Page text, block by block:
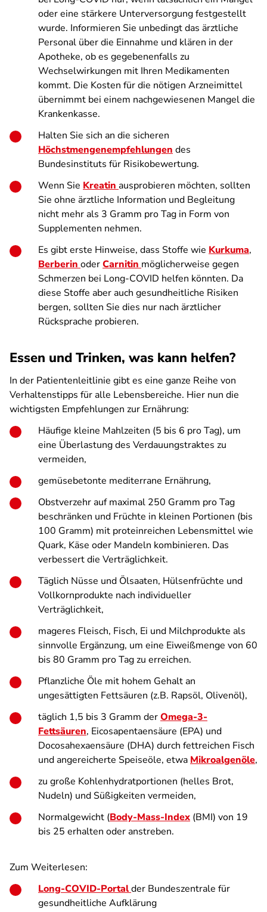
oder eine stärkere Unterversorgung festgestellt
wurde. Informieren Sie unbedingt das ärztliche
Personal über die Einnahme und klären in der
Apotheke, ob es gegebenenfalls zu
Wechselwirkungen mit Ihren Medikamenten
kommt. Die Kosten für die nötigen Arzneimittel
übernimmt bei einem nachgewiesenen Mangel die
Krankenkasse.
Halten Sie sich an die sicheren
Höchstmengenempfehlungen des
Bundesinstituts für Risikobewertung.
Wenn Sie Kreatin ausprobieren möchten, sollten
Sie ohne ärztliche Information und Begleitung
nicht mehr als 3 Gramm pro Tag in Form von
Supplementen nehmen.
Es gibt erste Hinweise, dass Stoffe wie Kurkuma,
Berberin oderCarnitin möglicherweise gegen
Schmerzen bei Long-COVID helfen könnten. Da
diese Stoffe aber auch gesundheitliche Risiken
bergen, sollten Sie dies nur nach ärztlicher
Rücksprache probieren.
Essen und Trinken, was kann helfen?
In der Patientenleitlinie gibt es eine ganze Reihe von
Verhaltenstipps für alle Lebensbereiche. Hier nun die
wichtigsten Empfehlungen zur Ernährung:
Häufige kleine Mahlzeiten (5 bis 6 pro Tag), um
eine Überlastung des Verdauungstraktes zu
vermeiden,
gemüsebetonte mediterrane Ernährung,
Obstverzehr auf maximal 250 Gramm pro Tag
beschränken und Früchte in kleinen Portionen (bis
100 Gramm) mit proteinreichen Lebensmittel wie
Quark, Käse oder Mandeln kombinieren. Das
verbessert die Verträglichkeit.
Täglich Nüsse und Ölsaaten, Hülsenfrüchte und
Vollkornprodukte nach individueller
Verträglichkeit,
mageres Fleisch, Fisch, Ei und Milchprodukte als
sinnvolle Ergänzung, um eine Eiweißmenge von 60
bis 80 Gramm pro Tag zu erreichen.
Pflanzliche Öle mit hohem Gehalt an
ungesättigten Fettsäuren (z.B. Rapsöl, Olivenöl),
täglich 1,5 bis 3 Gramm derOmega-3-
Fettsäuren, Eicosapentaensäure (EPA) und
Docosahexaensäure (DHA) durch fettreichen Fisch
und angereicherte Speiseöle, etwa Mikroalgenöle,
zu große Kohlenhydratportionen (helles Brot,
Nudeln) und Süßigkeiten vermeiden,
Normalgewicht (Body-Mass-Index (BMI) von 19
bis 25 erhalten oder anstreben.
Zum Weiterlesen:
Long-COVID-Portalder Bundeszentrale für
gesundheitliche Aufklärung